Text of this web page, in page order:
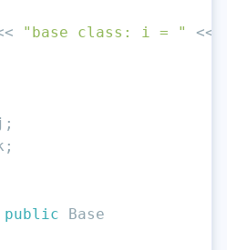
"base class: i = "
<<
public Base